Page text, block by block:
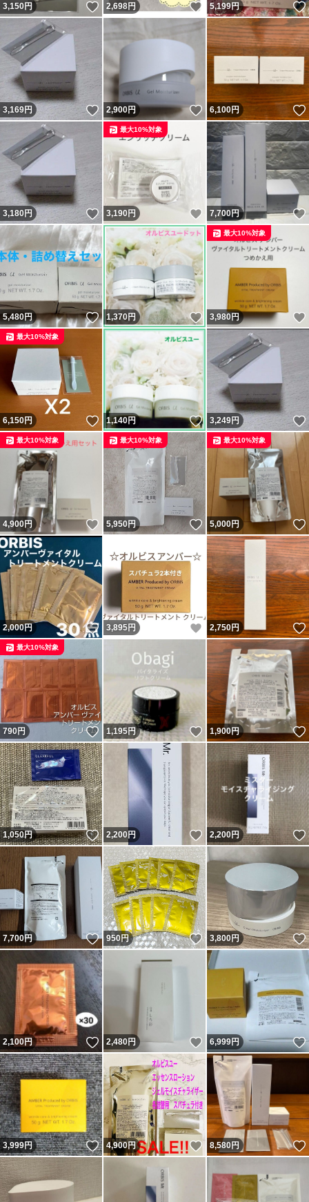
3,150円 いいね！
2,698円 いいね！
5,199円
3,169円 いいね！
2,900円 いいね！
6,100円
3,180円 いいね！
3,190円 いいね！
最大10%対象
7,700円
5,480円 いいね！
1,370円 いいね！
3,980円
最大10%対象
6,150円 いいね！
最大10%対象
1,140円 いいね！
3,249円
4,900円 いいね！
最大10%対象
5,950円 いいね！
最大10%対象
5,000円
最大10%対象
2,000円 いいね！
3,895円 いいね！
2,750円
790円 いいね！
最大10%対象
1,195円 いいね！
1,900円
1,050円 いいね！
2,200円 いいね！
2,200円
7,700円 いいね！
950円 いいね！
3,800円
2,100円 いいね！
2,480円 いいね！
6,999円
3,999円 いいね！
4,900円 いいね！
8,580円